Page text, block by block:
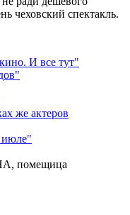
чеховский спектакль.
И все тут"
же актеров
помещица